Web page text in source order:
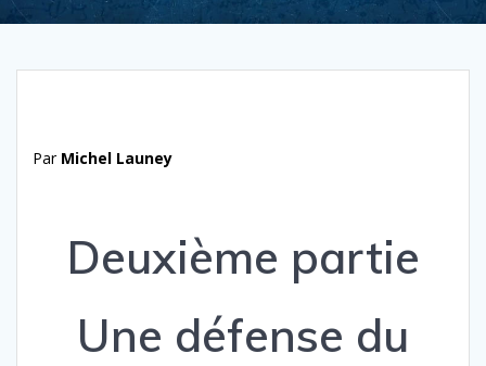
Par Michel Launey
Deuxième partie
Une défense du